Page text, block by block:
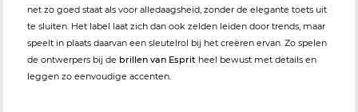
net zo goed staat als voor alledaagsheid, zonder de elegante toets uit
te sluiten. Het label laat zich dan ook zelden leiden door trends, maar
speelt in plaats daarvan een sleutelrol bij het creëren ervan. Zo spelen
de ontwerpers bij de brillen van Esprit heel bewust met details en
leggen zo eenvoudige accenten.